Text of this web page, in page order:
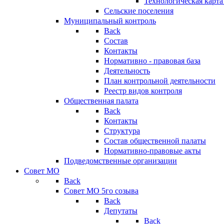
Сельские поселения
Муниципальный контроль
Back
Состав
Контакты
Нормативно - правовая база
Деятельность
План контрольной деятельности
Реестр видов контроля
Общественная палата
Back
Контакты
Структура
Состав общественной палаты
Нормативно-правовые акты
Подведомственные организации
Совет МО
Back
Совет МО 5го созыва
Back
Депутаты
Back